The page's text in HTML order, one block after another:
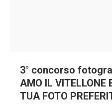
3° concorso
AMO IL VITELLONE
TUA FOTO